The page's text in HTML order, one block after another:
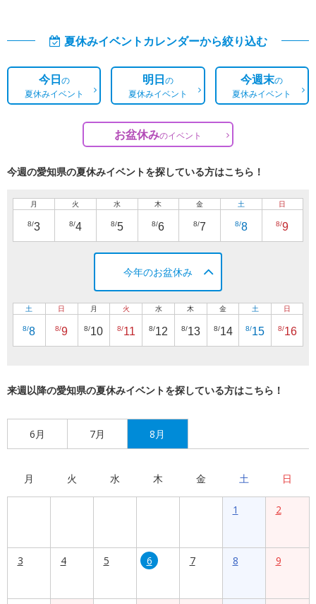
夏休みイベントカレンダーから絞り込む
今日の
夏休みイベント
明日の
夏休みイベント
今週末の
夏休みイベント
お盆休みのイベント
今週の愛知県の夏休みイベントを探している方はこちら！
月
8/3
火
8/4
水
8/5
木
8/6
金
8/7
土
8/8
日
8/9
今年のお盆休み
土
8/8
日
8/9
月
8/10
火
8/11
水
8/12
木
8/13
金
8/14
土
8/15
日
8/16
来週以降の愛知県の夏休みイベントを探している方はこちら！
6月 7月 8月
月 火 水 木 金 土 日
1 2
3 4 5 6 7 8 9